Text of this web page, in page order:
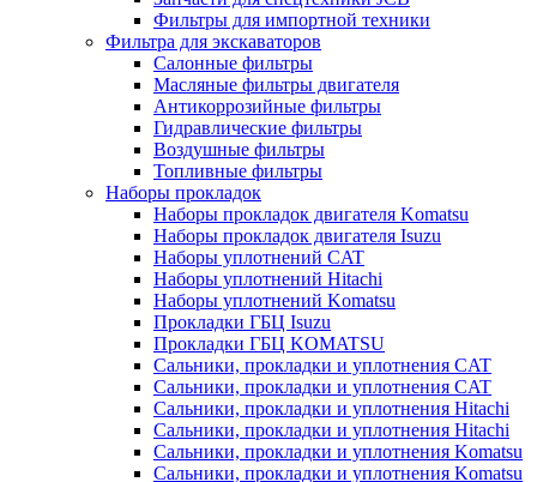
Фильтры для импортной техники
Фильтра для экскаваторов
Салонные фильтры
Масляные фильтры двигателя
Антикоррозийные фильтры
Гидравлические фильтры
Воздушные фильтры
Топливные фильтры
Наборы прокладок
Наборы прокладок двигателя Komatsu
Наборы прокладок двигателя Isuzu
Наборы уплотнений CAT
Наборы уплотнений Hitachi
Наборы уплотнений Komatsu
Прокладки ГБЦ Isuzu
Прокладки ГБЦ KOMATSU
Сальники, прокладки и уплотнения CAT
Сальники, прокладки и уплотнения CAT
Сальники, прокладки и уплотнения Hitachi
Сальники, прокладки и уплотнения Hitachi
Сальники, прокладки и уплотнения Komatsu
Сальники, прокладки и уплотнения Komatsu